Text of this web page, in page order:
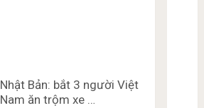
Nhật Bản: bắt 3 người Việt
Nam ăn trộm xe …